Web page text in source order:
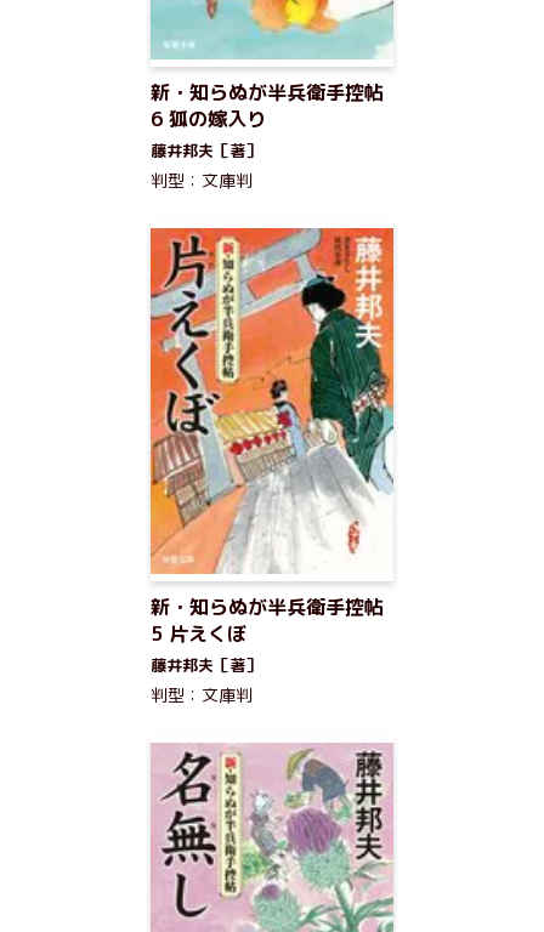
新・知らぬが半兵衛手控帖
6 狐の嫁入り
藤井邦夫［著］
判型：文庫判
新・知らぬが半兵衛手控帖
5 片えくぼ
藤井邦夫［著］
判型：文庫判